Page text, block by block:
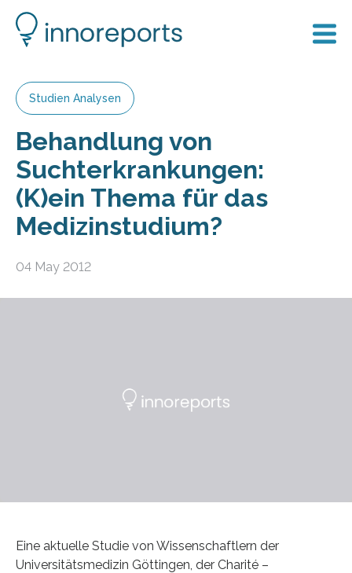
Studien Analysen
Behandlung von
Suchterkrankungen:
(K)ein Thema für das
Medizinstudium?
04 May 2012
Eine aktuelle Studie von Wissenschaftlern der
Universitätsmedizin Göttingen, der Charité –